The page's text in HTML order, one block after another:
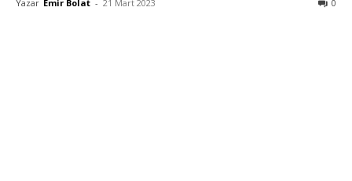
Yazar Emir Bolat - 21 Mart 2023 0